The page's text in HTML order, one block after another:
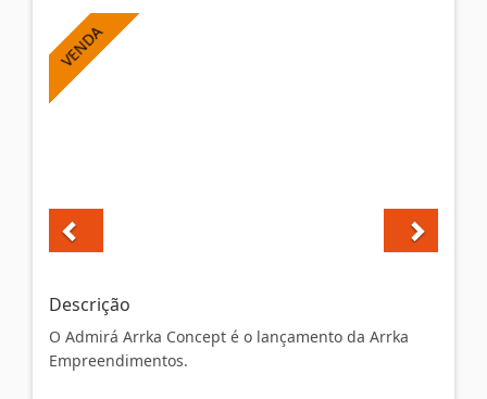
Descrição
O Admirá Arrka Concept é o lançamento da Arrka
Empreendimentos.